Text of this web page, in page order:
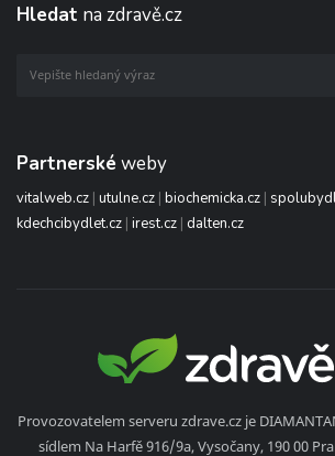
Hledat na zdravě.cz
Partnerské weby
vitalweb.cz | utulne.cz | biochemicka.cz |
kdechcibydlet.cz | irest.cz | dalten.cz
Provozovatelem serveru zdrave.cz je
sídlem Na Harfě 916/9a, Vysočany, 190 00